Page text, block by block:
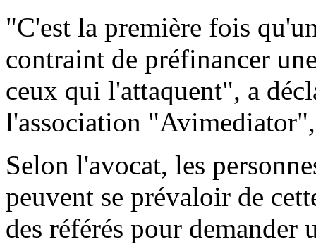
"C'est la première fois
contraint de préfinancer
ceux qui l'attaquent", a
l'association
Selon l'avocat, les
peuvent se prévaloir de
des référés pour